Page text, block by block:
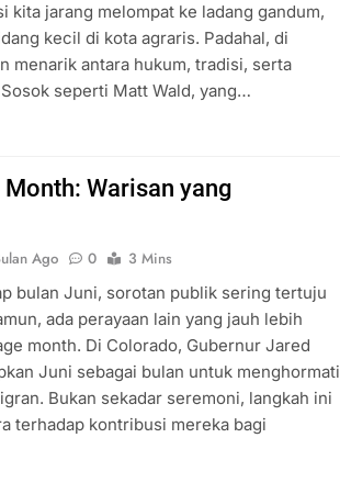
kita jarang melompat ke ladang gandum,
kecil di kota agraris. Padahal, di
menarik antara hukum, tradisi, serta
seperti Matt Wald, yang…
Warisan yang
Ago 0
3 Mins
bulan Juni, sorotan publik sering tertuju
ada perayaan lain yang jauh lebih
month. Di Colorado, Gubernur Jared
Juni sebagai bulan untuk menghormati
Bukan sekadar seremoni, langkah ini
terhadap kontribusi mereka bagi